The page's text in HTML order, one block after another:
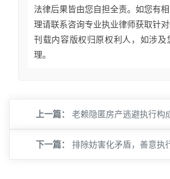
法律后果皆由您自担全责。如您有
理请联系咨询专业执业律师获取针
刊载内容版权归原权利人，如涉及
理。
上一篇： 老赖隐匿房产逃避执行构
下一篇： 排除妨害化矛盾，善意执